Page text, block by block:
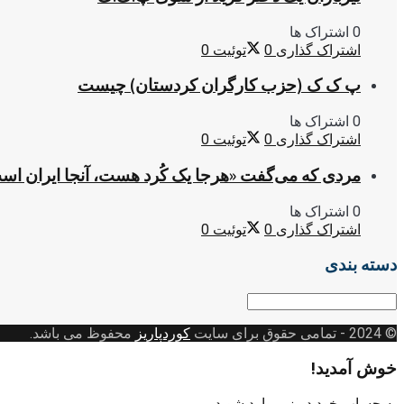
0 اشتراک ها
اشتراک گذاری 0 توئیت 0
پ ک ک (حزب کارگران کردستان) چیست
0 اشتراک ها
اشتراک گذاری 0 توئیت 0
مردی که می‌گفت «هرجا یک کُرد هست، آنجا ایران
0 اشتراک ها
اشتراک گذاری 0 توئیت 0
دسته بندی
دسته
© 2024
- تمامی حقوق برای سایت کوردپاریز محفوظ می باشد.
خوش آمدید!